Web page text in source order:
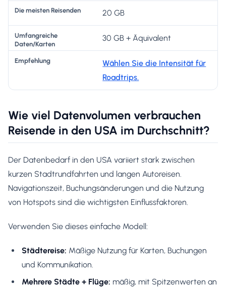
20 GB
30 GB + Äquivalent
Wählen Sie die Intensität für
Roadtrips.
Wie viel Datenvolumen verbrauchen
Reisende in den USA im Durchschnitt?
Der Datenbedarf in den USA variiert stark zwischen
kurzen Stadtrundfahrten und langen Autoreisen.
Navigationszeit, Buchungsänderungen und die Nutzung
von Hotspots sind die wichtigsten Einflussfaktoren.
Verwenden Sie dieses einfache Modell:
Städtereise: Mäßige Nutzung für Karten, Buchungen
und Kommunikation.
Mehrere Städte + Flüge: mäßig, mit Spitzenwerten an